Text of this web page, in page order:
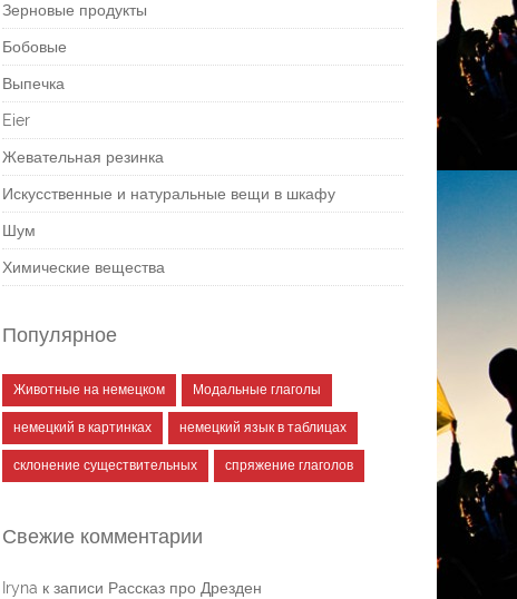
Зерновые продукты
Бобовые
Выпечка
Eier
Жевательная резинка
Искусственные и натуральные вещи в шкафу
Шум
Химические вещества
Популярное
Животные на немецком Модальные глаголы
немецкий в картинках немецкий язык в таблицах
склонение существительных спряжение глаголов
Свежие комментарии
Iryna к записи Рассказ про Дрезден